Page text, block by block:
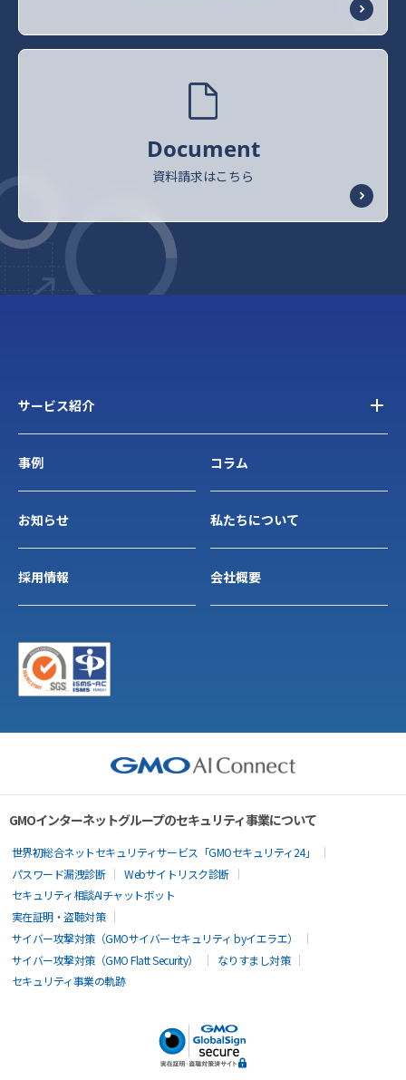
Document
資料請求はこちら
サービス紹介
事例 コラム
お知らせ 私たちについて
採用情報 会社概要
GMOインターネットグループのセキュリティ事業について
世界初総合ネットセキュリティサービス「GMOセキュリティ24」
パスワード漏洩診断
Webサイトリスク診断
セキュリティ相談AIチャットボット
実在証明・盗聴対策
サイバー攻撃対策（GMOサイバーセキュリティ byイエラエ）
サイバー攻撃対策（GMO Flatt Security）
なりすまし対策
セキュリティ事業の軌跡